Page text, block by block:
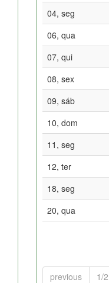
04, seg
06, qua
07, qui
08, sex
09, sáb
10, dom
11, seg
12, ter
18, seg
20, qua
previous 1/2